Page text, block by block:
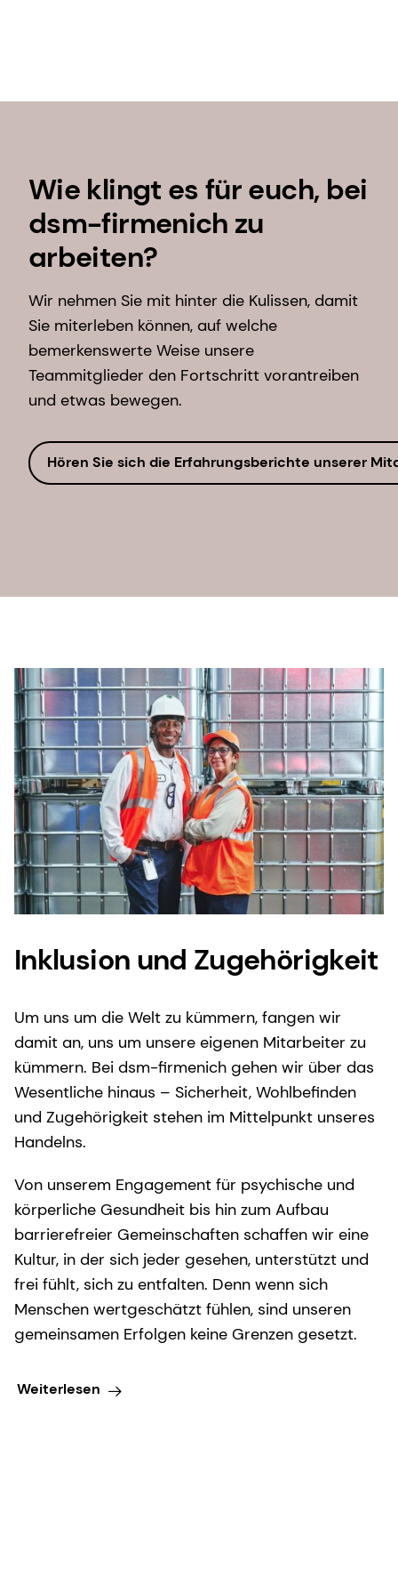
Wie klingt es für euch, bei
dsm-firmenich zu
arbeiten?
Wir nehmen Sie mit hinter die Kulissen, damit
Sie miterleben können, auf welche
bemerkenswerte Weise unsere
Teammitglieder den Fortschritt vorantreiben
und etwas bewegen.
Hören Sie sich die Erfahrungsberichte unserer
Inklusion und Zugehörigkeit
Um uns um die Welt zu kümmern, fangen wir
damit an, uns um unsere eigenen Mitarbeiter zu
kümmern. Bei dsm-firmenich gehen wir über das
Wesentliche hinaus – Sicherheit, Wohlbefinden
und Zugehörigkeit stehen im Mittelpunkt unseres
Handelns.
Von unserem Engagement für psychische und
körperliche Gesundheit bis hin zum Aufbau
barrierefreier Gemeinschaften schaffen wir eine
Kultur, in der sich jeder gesehen, unterstützt und
frei fühlt, sich zu entfalten. Denn wenn sich
Menschen wertgeschätzt fühlen, sind unseren
gemeinsamen Erfolgen keine Grenzen gesetzt.
Weiterlesen